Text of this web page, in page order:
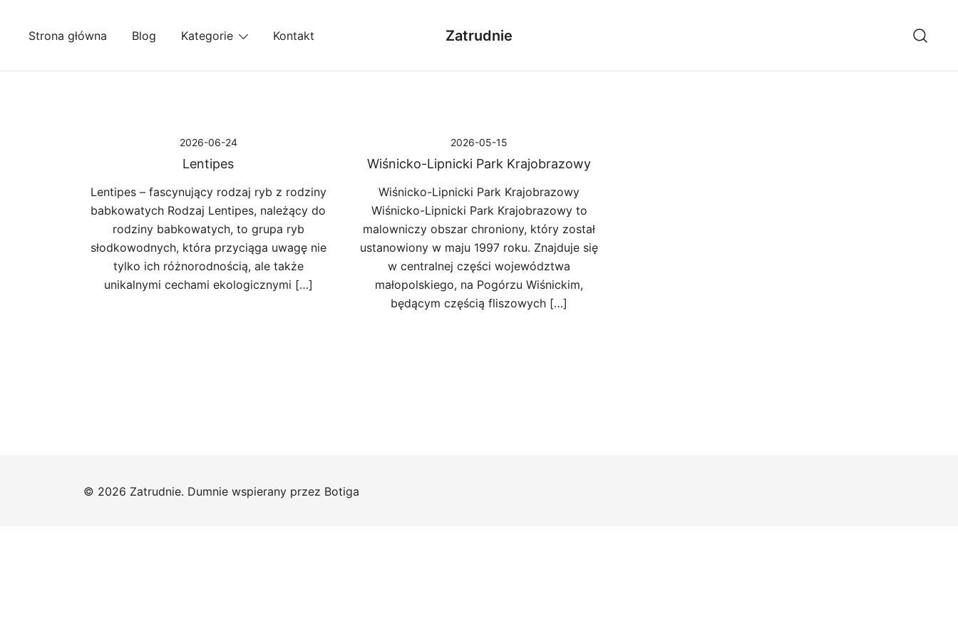
Strona główna Blog Kategorie Kontakt Zatrudnie
2026-06-24
Lentipes
Lentipes – fascynujący rodzaj ryb z rodziny
babkowatych Rodzaj Lentipes, należący do
rodziny babkowatych, to grupa ryb
słodkowodnych, która przyciąga uwagę nie
tylko ich różnorodnością, ale także
unikalnymi cechami ekologicznymi […]
2026-05-15
Wiśnicko-Lipnicki Park Krajobrazowy
Wiśnicko-Lipnicki Park Krajobrazowy
Wiśnicko-Lipnicki Park Krajobrazowy to
malowniczy obszar chroniony, który został
ustanowiony w maju 1997 roku. Znajduje się
w centralnej części województwa
małopolskiego, na Pogórzu Wiśnickim,
będącym częścią fliszowych […]
© 2026 Zatrudnie. Dumnie wspierany przez Botiga